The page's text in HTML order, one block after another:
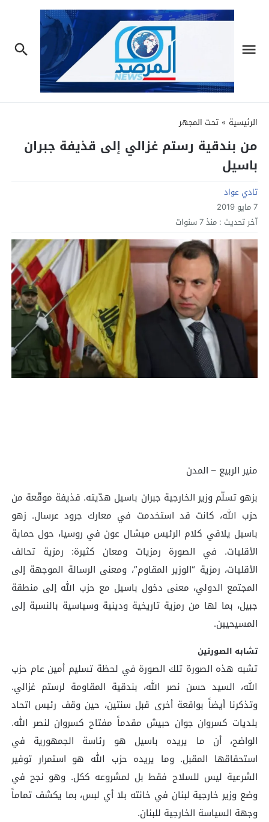
الرئيسية » تحت المجهر
من بندقية رستم غزالي إلى قذيفة جبران
باسيل
تادي عواد
7 مايو 2019
آخر تحديث : منذ 7 سنوات
منير الربيع – المدن
بزهو تسلّم وزير الخارجية جبران باسيل هدّيته. قذيفة موقّعة من
حزب الله، كانت قد استخدمت في معارك جرود عرسال. زهو
باسيل يلاقي كلام الرئيس ميشال عون في روسيا، حول حماية
الأقليات. في الصورة رمزيات ومعان كثيرة: رمزية تحالف
الأقليات، رمزية “الوزير المقاوم”، ومعنى الرسالة الموجهة إلى
المجتمع الدولي، معنى دخول باسيل مع حزب الله إلى منطقة
جبيل، بما لها من رمزية تاريخية ودينية وسياسية بالنسبة إلى
المسيحيين.
تشابه الصورتين
تشبه هذه الصورة تلك الصورة في لحظة تسليم أمين عام حزب
الله، السيد حسن نصر الله، بندقية المقاومة لرستم غزالي.
وتذكرنا أيضاً بواقعة أخرى قبل سنتين، حين وقف رئيس اتحاد
بلديات كسروان جوان حبيش مقدماً مفتاح كسروان لنصر الله.
الواضح، أن ما يريده باسيل هو رئاسة الجمهورية في
استحقاقها المقبل. وما يريده حزب الله هو استمرار توفير
الشرعية ليس للسلاح فقط بل لمشروعه ككل. وهو نجح في
وضع وزير خارجية لبنان في خانته بلا أي لبس، بما يكشف تماماً
وجهة السياسة الخارجية للبنان.